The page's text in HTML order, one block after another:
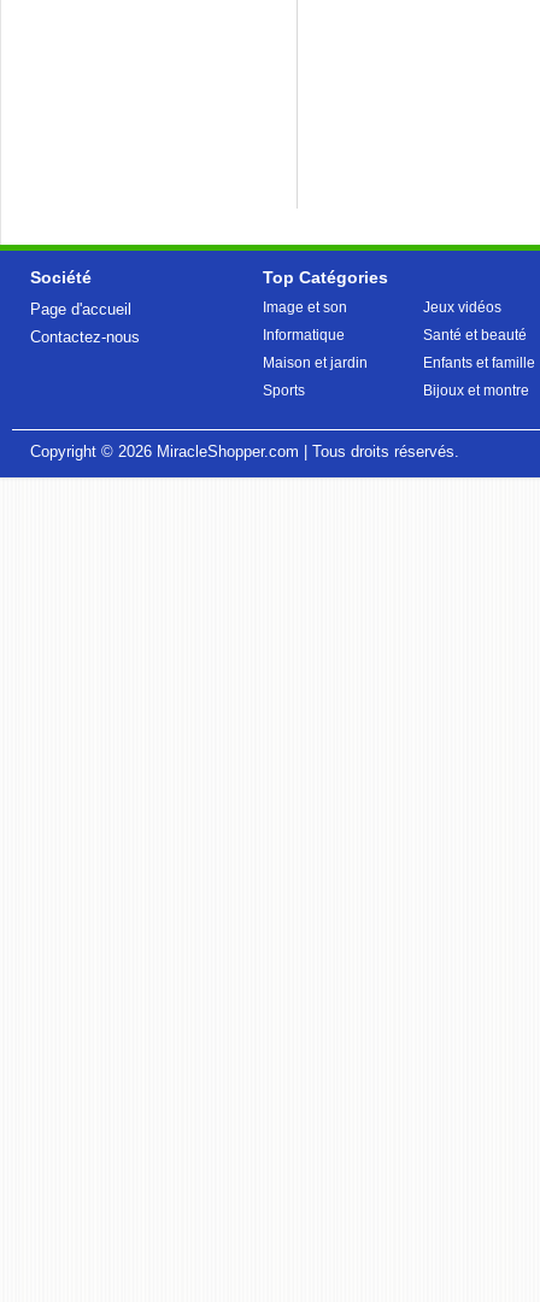
Société
Page d'accueil
Contactez-nous
Top Catégories
Image et son
Informatique
Maison et jardin
Sports
Jeux vidéos
Santé et beauté
Enfants et famille
Bijoux et montre
Copyright © 2026 MiracleShopper.com | Tous droits réservés.